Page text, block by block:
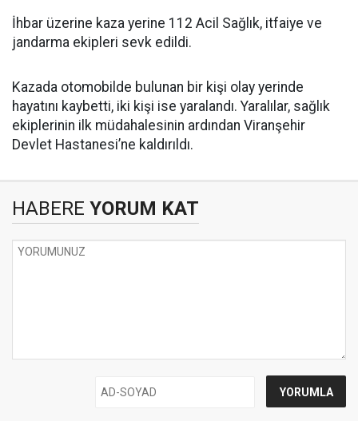
İhbar üzerine kaza yerine 112 Acil Sağlık, itfaiye ve
jandarma ekipleri sevk edildi.
Kazada otomobilde bulunan bir kişi olay yerinde
hayatını kaybetti, iki kişi ise yaralandı. Yaralılar, sağlık
ekiplerinin ilk müdahalesinin ardından Viranşehir
Devlet Hastanesi’ne kaldırıldı.
HABERE YORUM KAT